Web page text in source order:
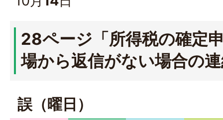
28ページ「所得税の確定
場から返信がない場合の
誤（曜日）